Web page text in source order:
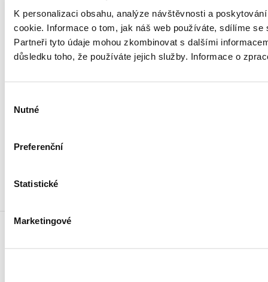
K personalizaci obsahu, analýze návštěvnosti a
cookie. Informace o tom, jak náš web používáte, sdílíme
Partneři tyto údaje mohou zkombinovat s dalšími
důsledku toho, že používáte jejich služby. Informace o
souhlasu
Nutné
Preferenční
Statistické
Marketingové
IČO 00006947
DIČ CZ00006947
ID Datové
xzeaauv
Weby ministerstva
Resort financí
Důležité odkazy